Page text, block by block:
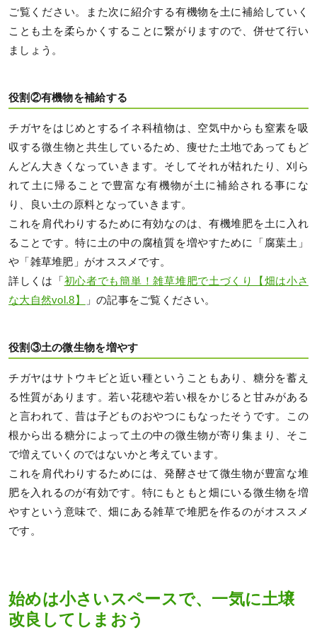
ご覧ください。また次に紹介する有機物を土に補給していく
ことも土を柔らかくすることに繋がりますので、併せて行い
ましょう。
役割②有機物を補給する
チガヤをはじめとするイネ科植物は、空気中からも窒素を吸
収する微生物と共生しているため、痩せた土地であってもど
んどん大きくなっていきます。そしてそれが枯れたり、刈ら
れて土に帰ることで豊富な有機物が土に補給される事にな
り、良い土の原料となっていきます。
これを肩代わりするために有効なのは、有機堆肥を土に入れ
ることです。特に土の中の腐植質を増やすために「腐葉土」
や「雑草堆肥」がオススメです。
詳しくは「 初心者でも簡単！雑草堆肥で土づくり【畑は小さ
な大自然vol.8】
」の記事をご覧ください。
役割③土の微生物を増やす
チガヤはサトウキビと近い種ということもあり、糖分を蓄え
る性質があります。若い花穂や若い根をかじると甘みがある
と言われて、昔は子どものおやつにもなったそうです。この
根から出る糖分によって土の中の微生物が寄り集まり、そこ
で増えていくのではないかと考えています。
これを肩代わりするためには、発酵させて微生物が豊富な堆
肥を入れるのが有効です。特にもともと畑にいる微生物を増
やすという意味で、畑にある雑草で堆肥を作るのがオススメ
です。
始めは小さいスペースで、一気に土壌
改良してしまおう